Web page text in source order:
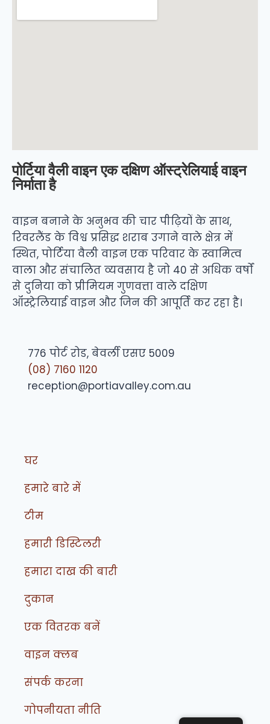
पोर्टिया वैली वाइन एक दक्षिण ऑस्ट्रेलियाई वाइन
निर्माता है
वाइन बनाने के अनुभव की चार पीढ़ियों के साथ,
रिवरलैंड के विश्व प्रसिद्ध शराब उगाने वाले क्षेत्र में
स्थित, पोर्टिया वैली वाइन एक परिवार के स्वामित्व
वाला और संचालित व्यवसाय है जो 40 से अधिक वर्षों
से दुनिया को प्रीमियम गुणवत्ता वाले दक्षिण
ऑस्ट्रेलियाई वाइन और जिन की आपूर्ति कर रहा है।
776 पोर्ट रोड, बेवर्ली एसए 5009
(08) 7160 1120
reception@portiavalley.com.au
घर
हमारे बारे में
टीम
हमारी डिस्टिलरी
हमारा दाख की बारी
दुकान
एक वितरक बनें
वाइन क्लब
संपर्क करना
गोपनीयता नीति